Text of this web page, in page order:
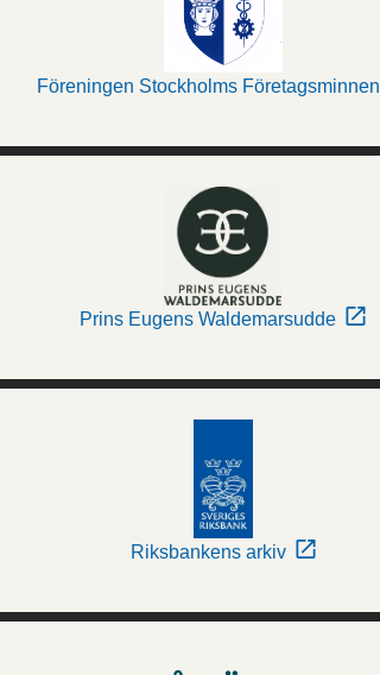
Föreningen Stockholms Företagsminnen
Prins Eugens Waldemarsudde
Riksbankens arkiv